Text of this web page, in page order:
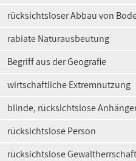
rücksichtsloser Abbau von
rabiate Naturausbeutung
Begriff aus der Geografie
wirtschaftliche Extremnutzung
blinde, rücksichtslose
rücksichtslose Person
rücksichtslose Gewaltherrschaft